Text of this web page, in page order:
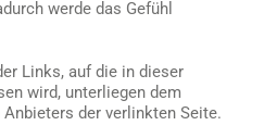
werde das Gefühl
Links, auf die in dieser
wird, unterliegen dem
der verlinkten Seite.